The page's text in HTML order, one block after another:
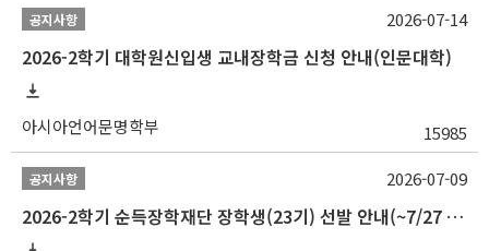
공지사항
2026-2학기 대학원신입생 교내장학금 신청 안내(인문대학)
아시아언어문명학부 15985
2026-07-14
공지사항
2026-2학기 순득장학재단 장학생(23기) 선발 안내(~7/27 10:00)
2026-07-09